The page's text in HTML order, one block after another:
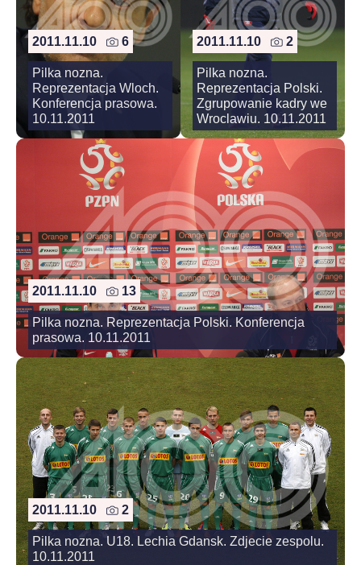
2011.11.10 6
Pilka nozna.
Reprezentacja Wloch.
Konferencja prasowa.
10.11.2011
2011.11.10 2
Pilka nozna.
Reprezentacja Polski.
Zgrupowanie kadry we
Wroclawiu. 10.11.2011
2011.11.10 13
Pilka nozna. Reprezentacja Polski. Konferencja
prasowa. 10.11.2011
2011.11.10 2
Pilka nozna. U18. Lechia Gdansk. Zdjecie zespolu.
10.11.2011